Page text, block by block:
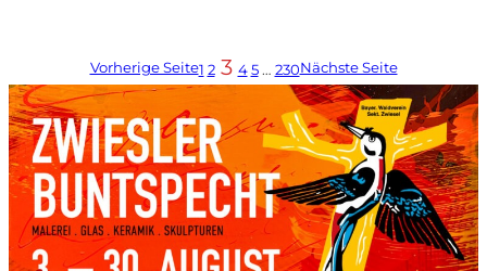
Vorherige Seite1 2 3 4 5 … 230Nächste Seite